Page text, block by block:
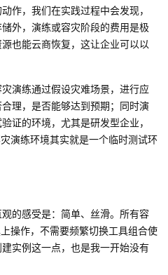
作，我们在实践过程中会发现，
外，演练或容灾阶段的费用是极
也能云商恢复，这让企业可以以
演练通过假设灾难场景，进行应
理，是否能够达到预期；同时演
证的环境，尤其是研发型企业，
演练环境其实就是一个临时测试环
的感受是：简单、丝滑。所有容
操作，不需要频繁切换工具组合使
实例这一点，也是我一开始没有